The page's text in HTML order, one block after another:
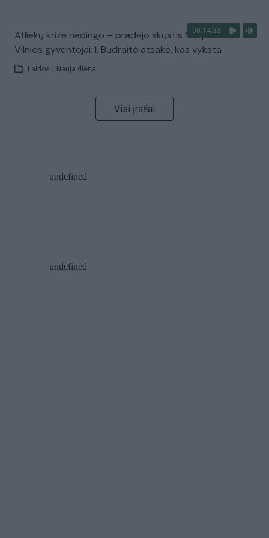
00:14:33
Atliekų krizė nedingo – pradėjo skųstis Naujosios
Vilnios gyventojai: I. Budraitė atsakė, kas vyksta
Laidos Nauja diena
Visi įrašai